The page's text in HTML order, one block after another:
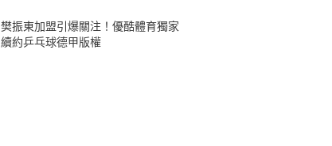
樊振東加盟引爆關注！優酷體育獨家
續約乒乓球德甲版權